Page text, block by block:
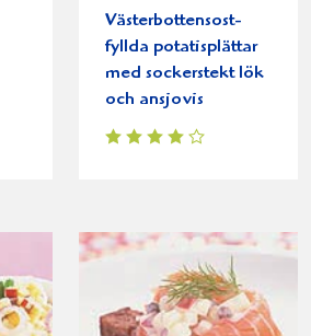
Västerbottensost-
fyllda potatisplättar
med sockerstekt lök
och ansjovis